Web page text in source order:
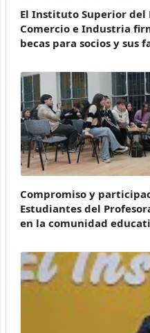
El Instituto Superior del
Comercio e Industria
becas para socios y sus
Compromiso y
Estudiantes del
en la comunidad